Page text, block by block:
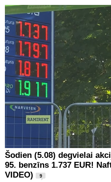
Šodien (5.08) degvielai
95. benzīns 1.737 EUR!
VIDEO)
9